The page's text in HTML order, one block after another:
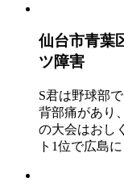
仙台市青
ツ障害
S君は野球部
背部痛があり
の大会はおし
ト1位で広島